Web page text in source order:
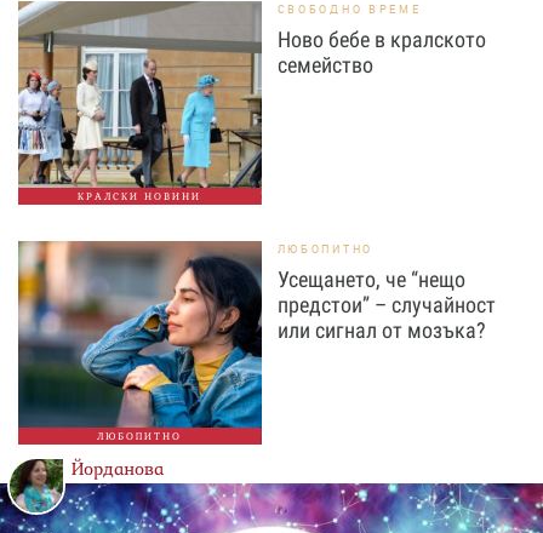
КРАЛСКИ НОВИНИ
СВОБОДНО ВРЕМЕ
Ново бебе в кралското
семейство
ЛЮБОПИТНО
ЛЮБОПИТНО
Усещането, че “нещо
предстои” – случайност
или сигнал от мозъка?
Йорданова